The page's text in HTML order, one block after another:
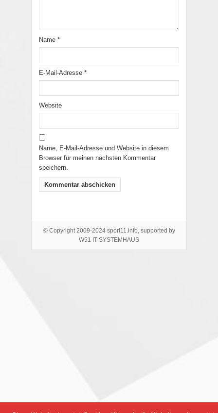
Name *
E-Mail-Adresse *
Website
Name, E-Mail-Adresse und Website in diesem
Browser für meinen nächsten Kommentar
speichern.
© Copyright 2009-2024 sport11.info, supported by
W51 IT-SYSTEMHAUS